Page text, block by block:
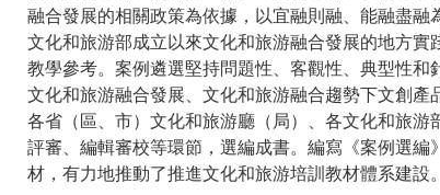
融合發展的相關政策為依據，以宜融則融、能融盡
文化和旅游部成立以來文化和旅游融合發展的地方
教學參考。案例遴選堅持問題性、客觀性、典型性
文化和旅游融合發展、文化和旅游融合趨勢下文創
各省（區、市）文化和旅游廳（局）、各文化和旅
評審、編輯審校等環節，選編成書。編寫《案例選
材，有力地推動了推進文化和旅游培訓教材體系建設。